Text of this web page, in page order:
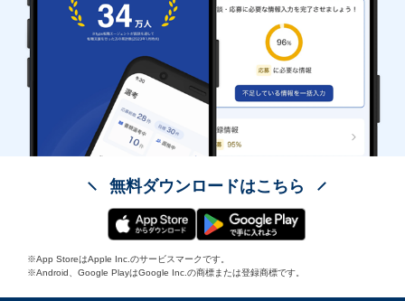
無料ダウンロードはこちら
※App StoreはApple Inc.のサービスマークです。
※Android、Google PlayはGoogle Inc.の商標または登録商標です。